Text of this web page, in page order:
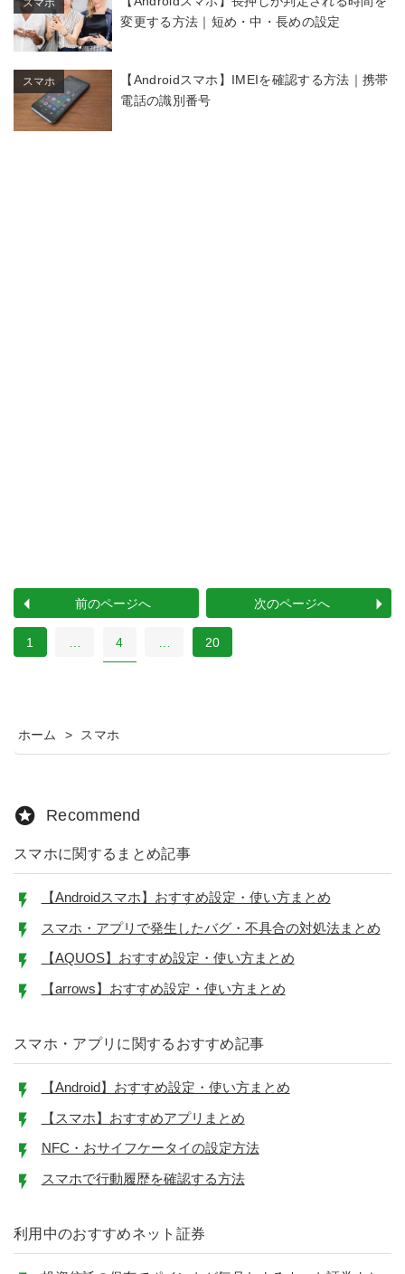
スマホ
変更する方法｜短め・中・長めの設定
スマホ
【Androidスマホ】IMEIを確認する方法｜携帯
電話の識別番号
前のページへ 次のページへ
1 4 20
ホーム > スマホ
Recommend
スマホに関するまとめ記事
【Androidスマホ】おすすめ設定・使い方まとめ
スマホ・アプリで発生したバグ・不具合の対処法まとめ
【AQUOS】おすすめ設定・使い方まとめ
【arrows】おすすめ設定・使い方まとめ
スマホ・アプリに関するおすすめ記事
【Android】おすすめ設定・使い方まとめ
【スマホ】おすすめアプリまとめ
NFC・おサイフケータイの設定方法
スマホで行動履歴を確認する方法
利用中のおすすめネット証券